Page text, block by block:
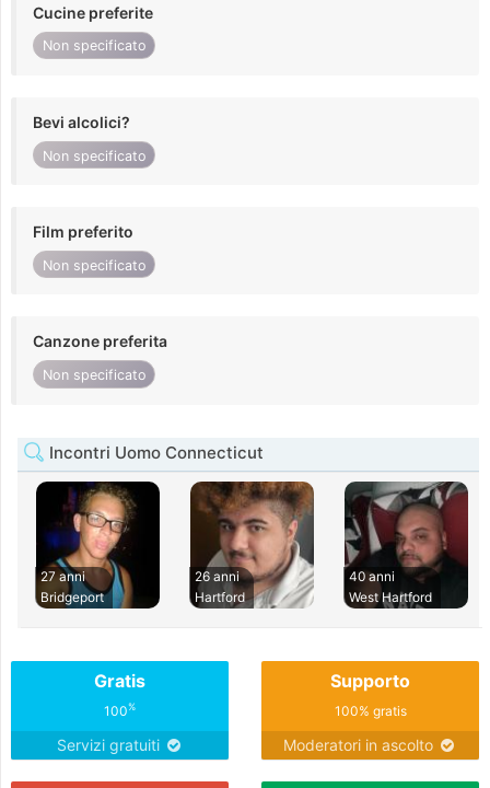
Cucine preferite
Non specificato
Bevi alcolici?
Non specificato
Film preferito
Non specificato
Canzone preferita
Non specificato
Incontri Uomo Connecticut
27 anni
Bridgeport
26 anni
Hartford
40 anni
West Hartford
Gratis
100%
Servizi gratuiti
Supporto
100% gratis
Moderatori in ascolto